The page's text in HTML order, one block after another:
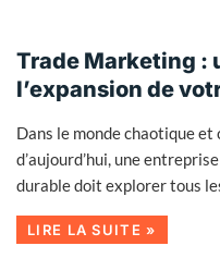
Trade Marketing :
l’expansion de
Dans le monde chaotique
d’aujourd’hui, une
durable doit explorer tous
LIRE LA SUITE »